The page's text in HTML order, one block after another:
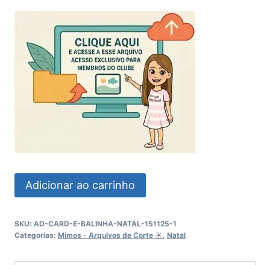
Card
E
Natal
Adicionar ao carrinho
SKU: AD-CARD-E-BALINHA-NATAL-151125-1
Categorias: Mimos - Arquivos de Corte ☀︎, Natal